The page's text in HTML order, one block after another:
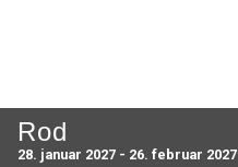
Rod
28. januar 2027 - 26. februar 2027